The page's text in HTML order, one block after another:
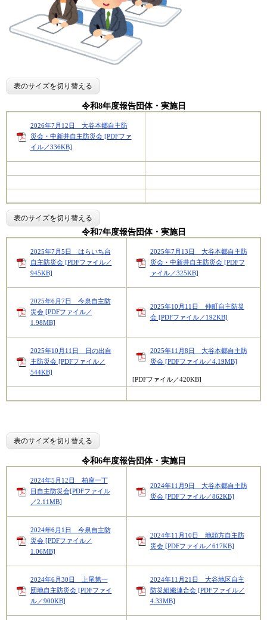
表のサイズを切り替える
令和8年度報告団体・実施日
2026年7月12日 大谷本郷自主防
災会・中新井自主防災会 [PDFファ
イル／336KB]
表のサイズを切り替える
令和7年度報告団体・実施日
2025年7月5日 はらいち台
自主防災会 [PDFファイル／
945KB]
2025年7月13日 大谷本郷自主防
災会・中新井自主防災会 [PDFフ
ァイル／325KB]
2025年6月7日 今泉自主防
災会 [PDFファイル／
1.98MB]
2025年10月11日 仲町自主防災
会 [PDFファイル／192KB]
2025年10月11日 日の出自
主防災会 [PDFファイル／
544KB]
2025年11月8日 大谷本郷自主防
災会 [PDFファイル／4.19MB]
[PDFファイル／420KB]
表のサイズを切り替える
令和6年度報告団体・実施日
2024年5月12日 柏座一丁
目自主防災会[PDFファイル
／2.11MB]
2024年11月9日 大谷本郷自主防
災会 [PDFファイル／862KB]
2024年6月1日 今泉自主防
災会 [PDFファイル／
1.06MB]
2024年11月10日 地頭方自主防
災会 [PDFファイル／617KB]
2024年6月30日 上尾第一
団地自主防災会 [PDFファイ
ル／900KB]
2024年11月21日 大谷地区自主
防災組織連合会 [PDFファイル／
4.33MB]